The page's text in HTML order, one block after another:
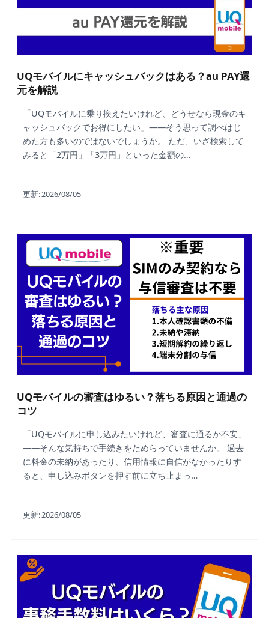
UQモバイルにキャッシュバックはある？au PAY還
元を解説
「UQモバイルに乗り換えたいけれど、どうせなら現金のキ
ャッシュバックでお得にしたい」——そう思って調べはじ
めた方も多いのではないでしょうか。 ただ、いざ検索して
みると「2万円」「3万円」といった金額の…
更新:2026/08/05
UQモバイルの審査はゆるい？落ちる原因と通過の
コツ
「UQモバイルに申し込みたいけれど、審査に通るか不安」
——そんな気持ちで手続きをためらっていませんか。 過去
に料金の未納があったり、信用情報に自信がなかったりす
ると、申し込みボタンを押す前に立ち止まっ…
更新:2026/08/05